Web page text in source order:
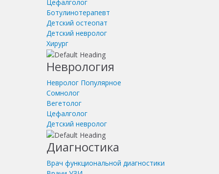
Цефалголог
Ботулинотерапевт
Детский остеопат
Детский невролог
Хирург
Неврология
Невролог Популярное
Сомнолог
Вегетолог
Цефалголог
Детский невролог
Диагностика
Врач функциональной диагностики